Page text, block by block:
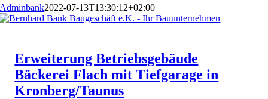
Adminbank2022-07-13T13:30:12+02:00
Erweiterung Betriebsgebäude
Bäckerei Flach mit Tiefgarage in
Kronberg/Taunus